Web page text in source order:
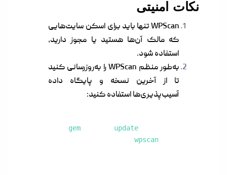
نکات امنیتی
WPScan تنها باید برای اسکن سایت‌هایی
که مالک آن‌ها هستید یا مجوز دارید،
استفاده شود.
به‌طور منظم WPScan را به‌روزرسانی کنید
تا از آخرین نسخه و پایگاه داده
آسیب‌پذیری‌ها استفاده کنید:
gem update
wpscan